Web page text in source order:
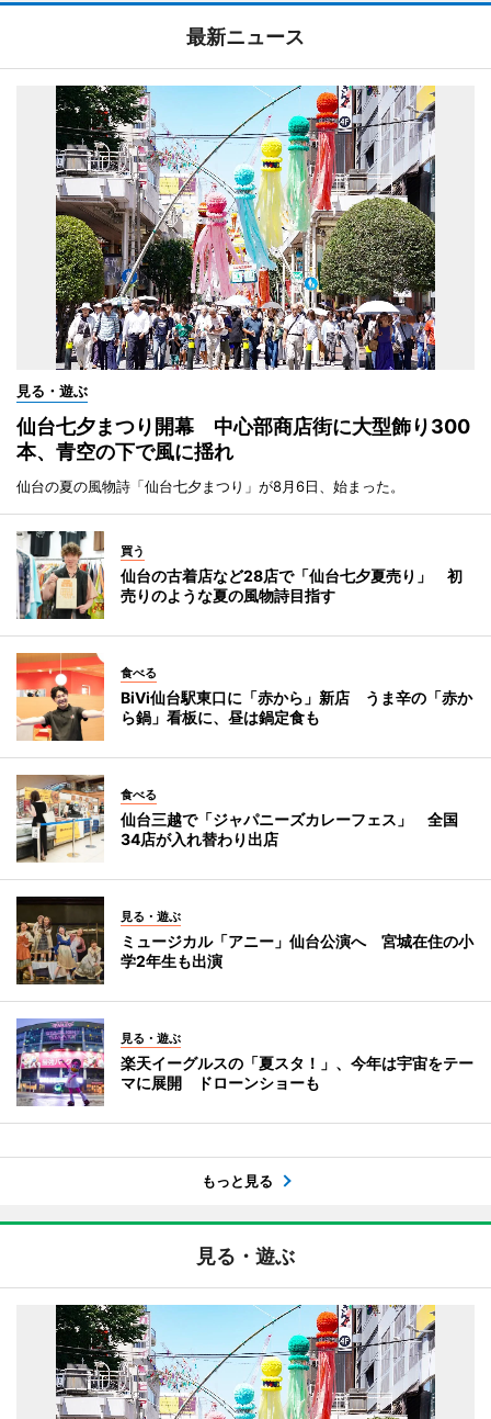
最新ニュース
見る・遊ぶ
仙台七夕まつり開幕 中心部商店街に大型飾り300
本、青空の下で風に揺れ
仙台の夏の風物詩「仙台七夕まつり」が8月6日、始まった。
買う
仙台の古着店など28店で「仙台七夕夏売り」 初
売りのような夏の風物詩目指す
食べる
BiVi仙台駅東口に「赤から」新店 うま辛の「赤か
ら鍋」看板に、昼は鍋定食も
食べる
仙台三越で「ジャパニーズカレーフェス」 全国
34店が入れ替わり出店
見る・遊ぶ
ミュージカル「アニー」仙台公演へ 宮城在住の小
学2年生も出演
見る・遊ぶ
楽天イーグルスの「夏スタ！」、今年は宇宙をテー
マに展開 ドローンショーも
もっと見る
見る・遊ぶ